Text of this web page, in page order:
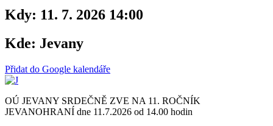
Kdy: 11. 7. 2026 14:00
Kde: Jevany
Přidat do Google kalendáře
OÚ JEVANY SRDEČNĚ ZVE NA 11. ROČNÍK
JEVANOHRANÍ dne 11.7.2026 od 14.00 hodin